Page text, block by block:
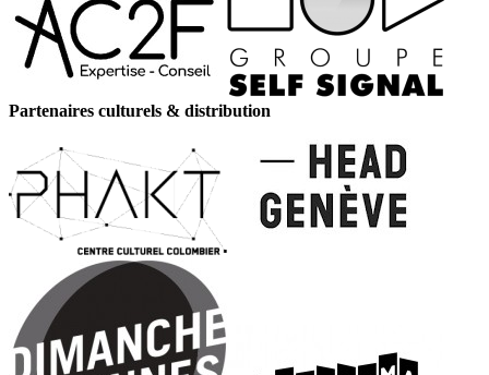
Partenaires culturels & distribution